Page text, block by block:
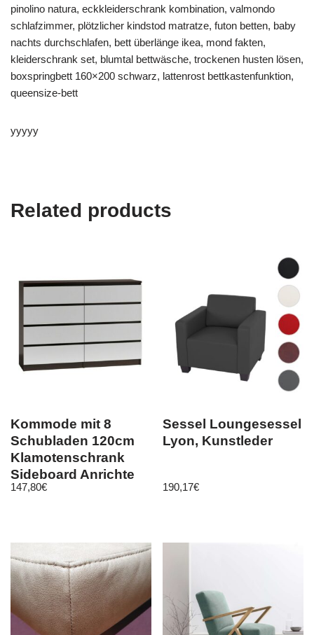
pinolino natura, eckkleiderschrank kombination, valmondo
schlafzimmer, plötzlicher kindstod matratze, futon betten, baby
nachts durchschlafen, bett überlänge ikea, mond fakten,
kleiderschrank set, blumtal bettwäsche, trockenen husten lösen,
boxspringbett 160×200 schwarz, lattenrost bettkastenfunktion,
queensize-bett
yyyyy
Related products
Kommode mit 8
Schubladen 120cm
Klamotenschrank
Sideboard Anrichte
holz wenge wei
147,80€
Sessel Loungesessel
Lyon, Kunstleder
190,17€